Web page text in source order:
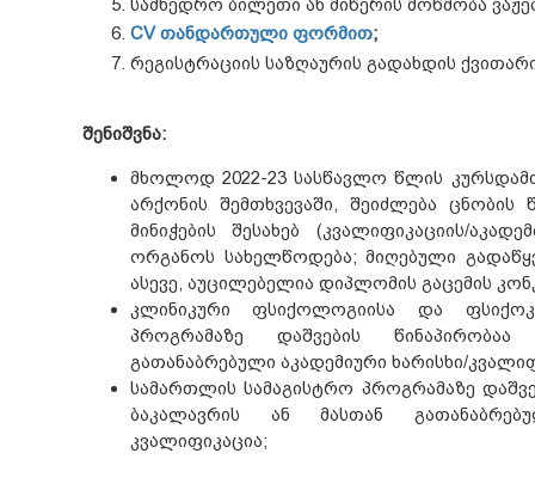
სამხედრო ბილეთი ან მიწერის მოწმობა
CV თანდართული ფორმით;
რეგისტრაციის საზღაურის გადახდის
შენიშვნა:
მხოლოდ 2022-23 სასწავლო წლის
არქონის შემთხვევაში, შეიძლება ცნობის
მინიჭების შესახებ (კვალიფიკაციის/
ორგანოს სახელწოდება; მიღებული
ასევე, აუცილებელია დიპლომის გაცემის
კლინიკური ფსიქოლოგიისა და
პროგრამაზე დაშვების
გათანაბრებული აკადემიური ხარისხი/
სამართლის სამაგისტრო პროგრამაზე
ბაკალავრის ან მასთან
კვალიფიკაცია;